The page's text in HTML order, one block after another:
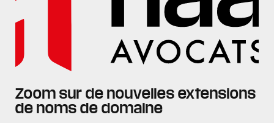
Zoom sur de nouvelles extensions
de noms de domaine